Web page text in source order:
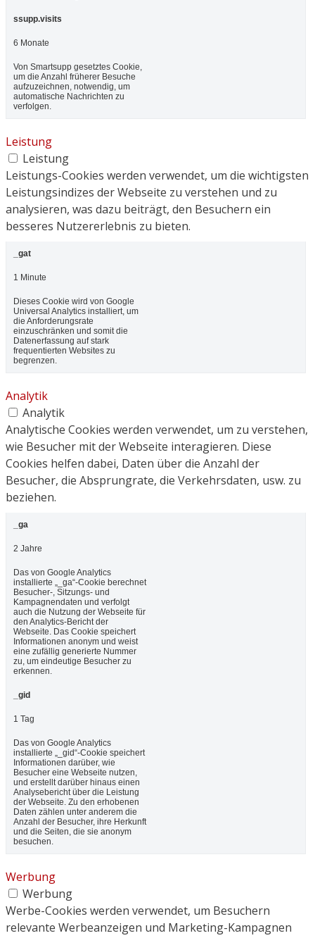
ssupp.visits
6 Monate
Von Smartsupp gesetztes Cookie,
um die Anzahl früherer Besuche
aufzuzeichnen, notwendig, um
automatische Nachrichten zu
verfolgen.
Leistung
Leistung
Leistungs-Cookies werden verwendet, um die wichtigsten
Leistungsindizes der Webseite zu verstehen und zu
analysieren, was dazu beiträgt, den Besuchern ein
besseres Nutzererlebnis zu bieten.
_gat
1 Minute
Dieses Cookie wird von Google
Universal Analytics installiert, um
die Anforderungsrate
einzuschränken und somit die
Datenerfassung auf stark
frequentierten Websites zu
begrenzen.
Analytik
Analytik
Analytische Cookies werden verwendet, um zu verstehen,
wie Besucher mit der Webseite interagieren. Diese
Cookies helfen dabei, Daten über die Anzahl der
Besucher, die Absprungrate, die Verkehrsdaten, usw. zu
beziehen.
_ga
2 Jahre
Das von Google Analytics
installierte „_ga“-Cookie berechnet
Besucher-, Sitzungs- und
Kampagnendaten und verfolgt
auch die Nutzung der Webseite für
den Analytics-Bericht der
Webseite. Das Cookie speichert
Informationen anonym und weist
eine zufällig generierte Nummer
zu, um eindeutige Besucher zu
erkennen.
_gid
1 Tag
Das von Google Analytics
installierte „_gid“-Cookie speichert
Informationen darüber, wie
Besucher eine Webseite nutzen,
und erstellt darüber hinaus einen
Analysebericht über die Leistung
der Webseite. Zu den erhobenen
Daten zählen unter anderem die
Anzahl der Besucher, ihre Herkunft
und die Seiten, die sie anonym
besuchen.
Werbung
Werbung
Werbe-Cookies werden verwendet, um Besuchern
relevante Werbeanzeigen und Marketing-Kampagnen